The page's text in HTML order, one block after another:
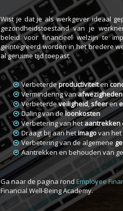
Wist je dat je als werkgever ideaal
gezondheidstoestand van je
beleid voor financieel welzijn te
geïntegreerd worden in het bredere
al geruime tijd toepast.
Verbeterdeproductiviteiten
Vermindering vanafwezigheden
Verbeterdeveiligheid,sfeeren
Daling van deloonkosten
Verbetering van hetaantrekken
Draagt bij aan hetimagovan
Verbetering van de algemene
Aantrekken en behouden van
Ga naar de pagina rondEmployee
Financial Well-Being Academy.